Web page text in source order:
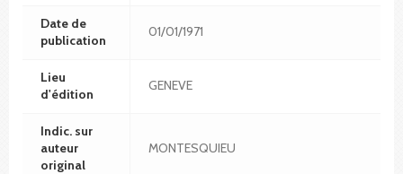
Date de
publication
01/01/1971
Lieu
d'édition
GENEVE
Indic. sur
auteur
original
MONTESQUIEU